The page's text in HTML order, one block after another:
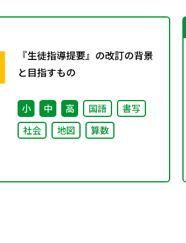
『生徒指導提要』の改訂の背景
と目指すもの
小 中 高 国語
書写
社会
地図 算数